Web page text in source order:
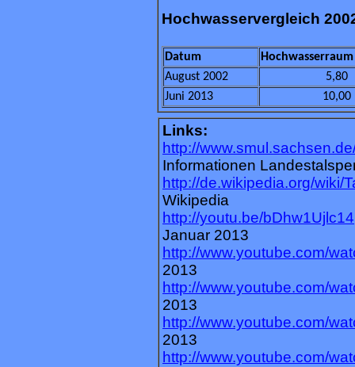
Hochwasservergleich
Datum
August 2002
5,80
Juni 2013
10,00
Links:
http://
Informationen
http://de.wikipedia.org/wiki/
Wikipedia
http://youtu.be/bDhw1Ujlc14
Januar 2013
http://www.youtube.com/
2013
http://www.youtube.com/
2013
http://www.youtube.com/
2013
http://www.youtube.com/